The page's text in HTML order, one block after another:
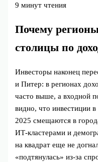
9 минут чтения
Почему
столицы по
Инвесторы наконец
и Питер: в регионах
часто выше, а входной
видно, что инвестиции
2025 смещаются в
ИТ-кластерами и
на квадрат еще не
«подтянулась» из‑за